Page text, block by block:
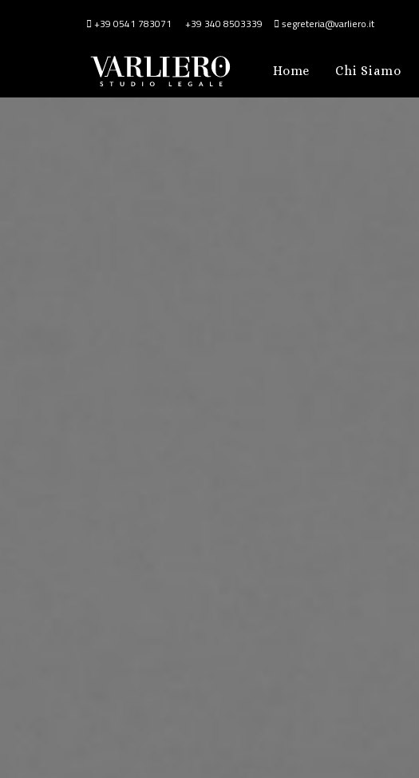
+39 0541 783071 +39 340 8503339 segreteria@varliero.it
Home Chi Siamo